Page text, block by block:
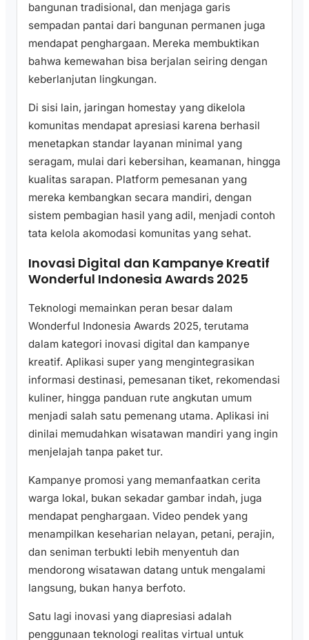
bangunan tradisional, dan menjaga garis
sempadan pantai dari bangunan permanen juga
mendapat penghargaan. Mereka membuktikan
bahwa kemewahan bisa berjalan seiring dengan
keberlanjutan lingkungan.
Di sisi lain, jaringan homestay yang dikelola
komunitas mendapat apresiasi karena berhasil
menetapkan standar layanan minimal yang
seragam, mulai dari kebersihan, keamanan, hingga
kualitas sarapan. Platform pemesanan yang
mereka kembangkan secara mandiri, dengan
sistem pembagian hasil yang adil, menjadi contoh
tata kelola akomodasi komunitas yang sehat.
Inovasi Digital dan Kampanye Kreatif
Wonderful Indonesia Awards 2025
Teknologi memainkan peran besar dalam
Wonderful Indonesia Awards 2025, terutama
dalam kategori inovasi digital dan kampanye
kreatif. Aplikasi super yang mengintegrasikan
informasi destinasi, pemesanan tiket, rekomendasi
kuliner, hingga panduan rute angkutan umum
menjadi salah satu pemenang utama. Aplikasi ini
dinilai memudahkan wisatawan mandiri yang ingin
menjelajah tanpa paket tur.
Kampanye promosi yang memanfaatkan cerita
warga lokal, bukan sekadar gambar indah, juga
mendapat penghargaan. Video pendek yang
menampilkan keseharian nelayan, petani, perajin,
dan seniman terbukti lebih menyentuh dan
mendorong wisatawan datang untuk mengalami
langsung, bukan hanya berfoto.
Satu lagi inovasi yang diapresiasi adalah
penggunaan teknologi realitas virtual untuk